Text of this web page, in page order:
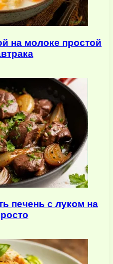
на молоке простой
печень с луком на